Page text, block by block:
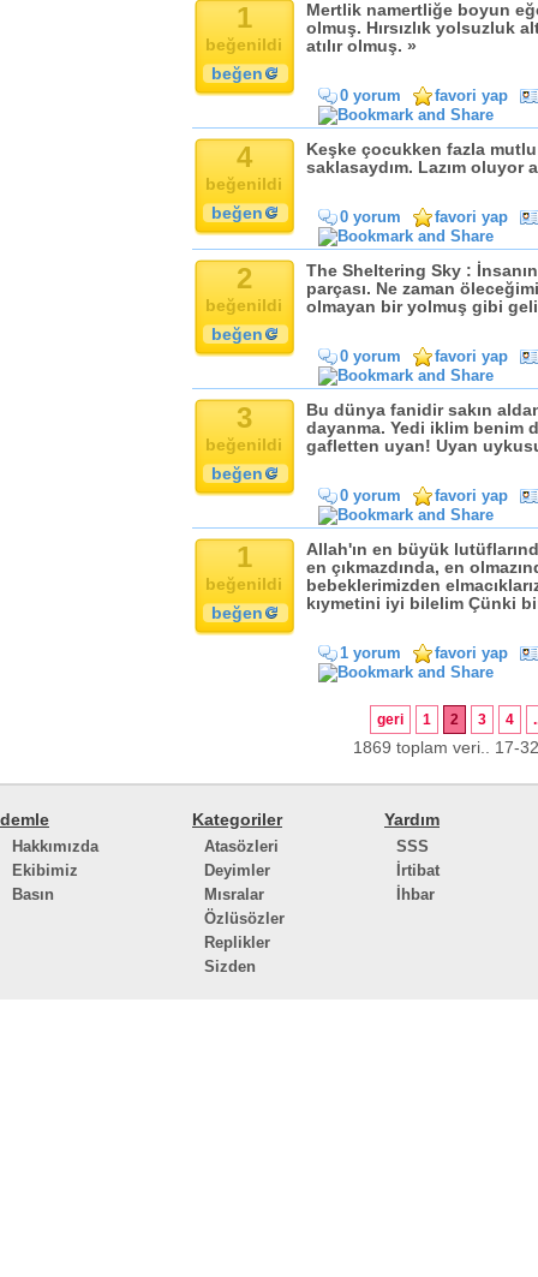
1
beğenildi
beğen
Mertlik namertliğe boyun
olmuş. Hırsızlık yolsuzluk
atılır olmuş. »
0 yorum favori yap
4
beğenildi
beğen
Keşke çocukken fazla mutlu
saklasaydım. Lazım oluyor
0 yorum favori yap
2
beğenildi
beğen
The Sheltering Sky :
parçası. Ne zaman
olmayan bir yolmuş gibi
0 yorum favori yap
3
beğenildi
beğen
Bu dünya fanidir sakın
dayanma. Yedi iklim benim
gafletten uyan! Uyan
0 yorum favori yap
1
beğenildi
beğen
Allah'ın en büyük
en çıkmazdında, en
bebeklerimizden
kıymetini iyi bilelim Çünki
1 yorum favori yap
geri 1 2 3 4
1869 toplam veri.. 17-
demle
Hakkımızda
Ekibimiz
Basın
Kategoriler
Atasözleri
Deyimler
Mısralar
Özlüsözler
Replikler
Sizden
Yardım
SSS
İrtibat
İhbar